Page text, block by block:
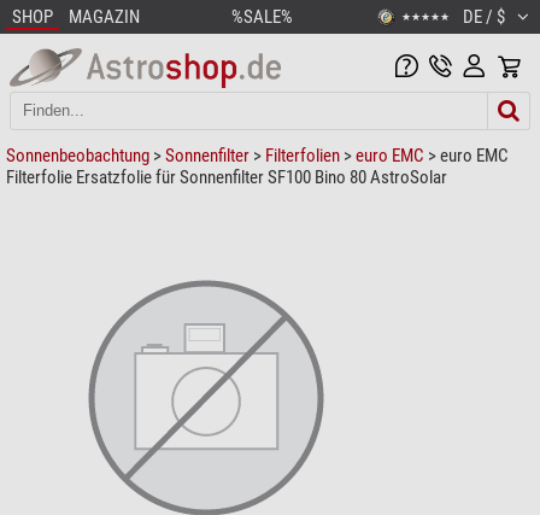
SHOP MAGAZIN %SALE% ★★★★★ DE / $
Sonnenbeobachtung >Sonnenfilter > Filterfolien >euro EMC > euro EMC
Filterfolie Ersatzfolie für Sonnenfilter SF100 Bino 80 AstroSolar